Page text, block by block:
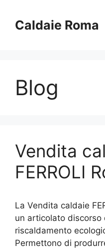
contenuto
Caldaie Roma
Blog
Vendita
FERROLI
La Vendita caldaie
un articolato discorso
riscaldamento
Permettono di